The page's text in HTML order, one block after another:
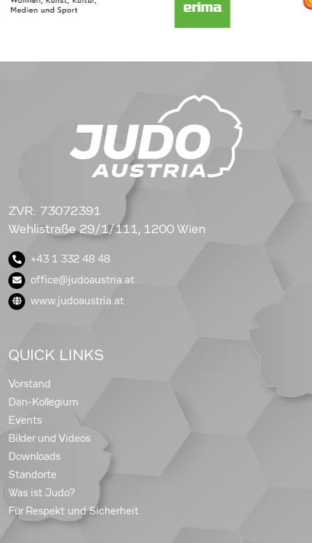
ZVR: 73072391
Wehlistraße 29/1/111, 1200 Wien
+43 1 332 48 48
office@judoaustria.at
www.judoaustria.at
QUICK LINKS
Vorstand
Dan-Kollegium
Events
Bilder und Videos
Downloads
Standorte
Was ist Judo?
Für Respekt und Sicherheit